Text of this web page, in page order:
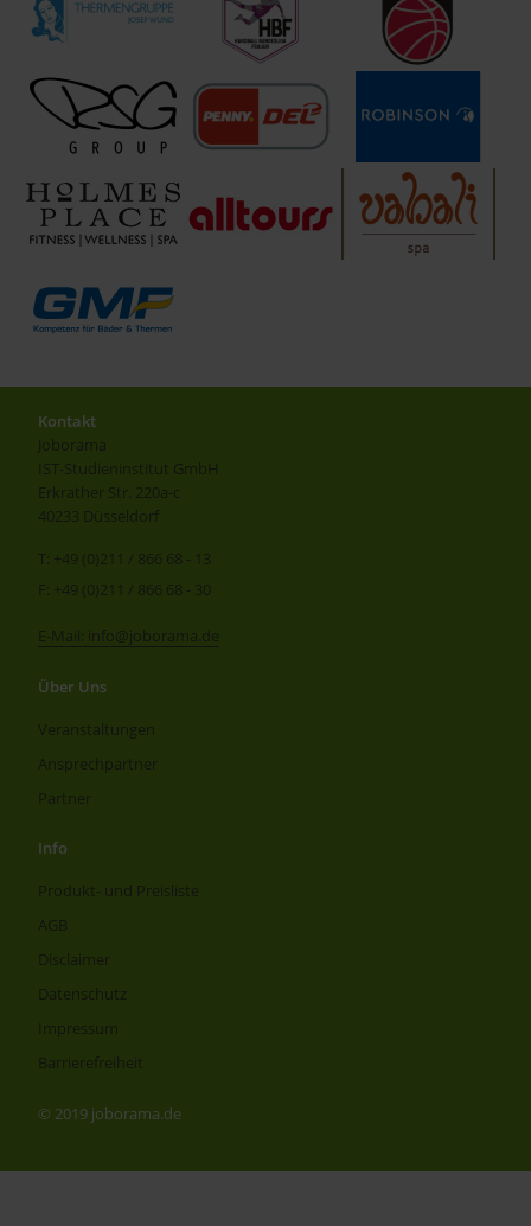
Kontakt
Joborama
IST-Studieninstitut GmbH
Erkrather Str. 220a-c
40233 Düsseldorf
T: +49 (0)211 / 866 68 - 13
F: +49 (0)211 / 866 68 - 30
E-Mail: info@joborama.de
Über Uns
Veranstaltungen
Ansprechpartner
Partner
Info
Produkt- und Preisliste
AGB
Disclaimer
Datenschutz
Impressum
Barrierefreiheit
© 2019 joborama.de